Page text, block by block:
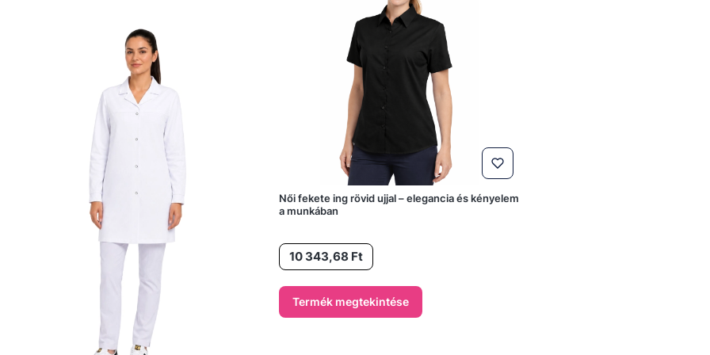
Női fekete ing rövid ujjal – elegancia és kényelem
a munkában
Ár10 343,68 Ft
Termék megtekintése